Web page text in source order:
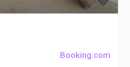
Booking.com